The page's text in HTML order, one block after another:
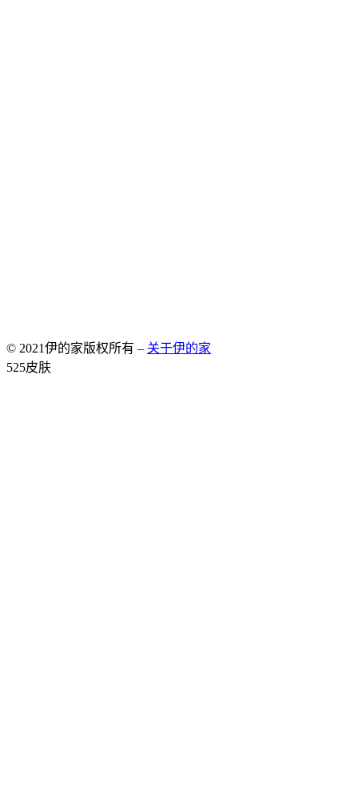
© 2021伊的家版权所有 – 关于伊的家
Allium Theme by
525皮肤